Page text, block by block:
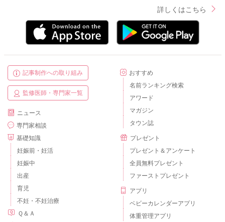
詳しくはこちら
記事制作への取り組み
監修医師・専門家一覧
ニュース
専門家相談
基礎知識
妊娠前・妊活
妊娠中
出産
育児
不妊・不妊治療
Ｑ＆Ａ
おすすめ
名前ランキング検索
アワード
マガジン
タウン誌
プレゼント
プレゼント＆アンケート
全員無料プレゼント
ファーストプレゼント
アプリ
ベビーカレンダーアプリ
体重管理アプリ